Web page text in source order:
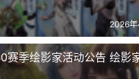
2026
赛季绘影家活动公告 绘影